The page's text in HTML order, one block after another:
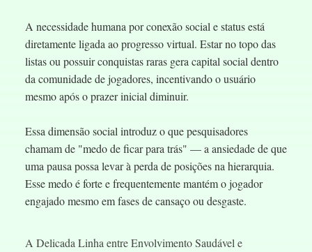
A necessidade humana por conexão social e status está
diretamente ligada ao progresso virtual. Estar no topo das
listas ou possuir conquistas raras gera capital social dentro
da comunidade de jogadores, incentivando o usuário
mesmo após o prazer inicial diminuir.
Essa dimensão social introduz o que pesquisadores
chamam de "medo de ficar para trás" — a ansiedade de que
uma pausa possa levar à perda de posições na hierarquia.
Esse medo é forte e frequentemente mantém o jogador
engajado mesmo em fases de cansaço ou desgaste.
A Delicada Linha entre Envolvimento Saudável e